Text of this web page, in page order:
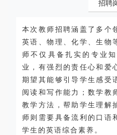
招聘
本次教师招聘涵盖了多个
英语、物理、化学、生物
师不仅具备扎实的专业
业，有强烈的责任心和爱
期望其能够引导学生感受
阅读和写作能力；数学教
教学方法，帮助学生理解
师则需要具备流利的口语
学生的英语综合素养。